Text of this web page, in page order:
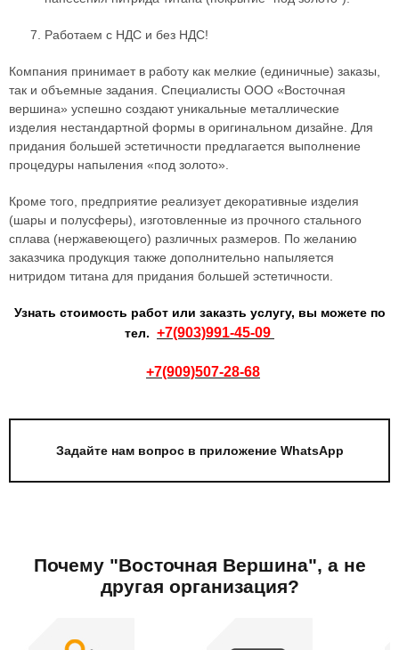
Работаем с НДС и без НДС!
Компания принимает в работу как мелкие (единичные) заказы,
так и объемные задания. Специалисты ООО «Восточная
вершина» успешно создают уникальные металлические
изделия нестандартной формы в оригинальном дизайне. Для
придания большей эстетичности предлагается выполнение
процедуры напыления «под золото».
Кроме того, предприятие реализует декоративные изделия
(шары и полусферы), изготовленные из прочного стального
сплава (нержавеющего) различных размеров. По желанию
заказчика продукция также дополнительно напыляется
нитридом титана для придания большей эстетичности.
Узнать стоимость работ или заказть услугу, вы можете по
тел. +7(903)991-45-09
+7(909)507-28-68
Задайте нам вопрос в приложение WhatsApp
Почему "Восточная Вершина", а не
другая организация?